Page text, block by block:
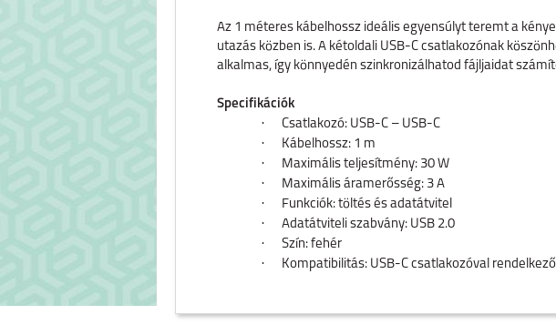
Az 1 méteres kábelhossz ideális egyensúlyt teremt a
utazás közben is. A kétoldali USB-C csatlakozónak
alkalmas, így könnyedén szinkronizálhatod fájljaidat
Specifikációk
· Csatlakozó: USB-C – USB-C
· Kábelhossz: 1 m
· Maximális teljesítmény: 30 W
· Maximális áramerősség: 3 A
· Funkciók: töltés és adatátvitel
· Adatátviteli szabvány: USB 2.0
· Szín: fehér
· Kompatibilitás: USB-C csatlakozóval